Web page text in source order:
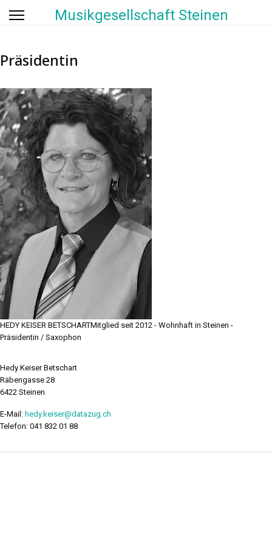
Musikgesellschaft Steinen
Präsidentin
HEDY KEISER BETSCHARTMitglied seit 2012 - Wohnhaft in Steinen -
Präsidentin / Saxophon
Hedy Keiser Betschart
Räbengasse 28
6422 Steinen
E-Mail: hedy.keiser@datazug.ch
Telefon: 041 832 01 88